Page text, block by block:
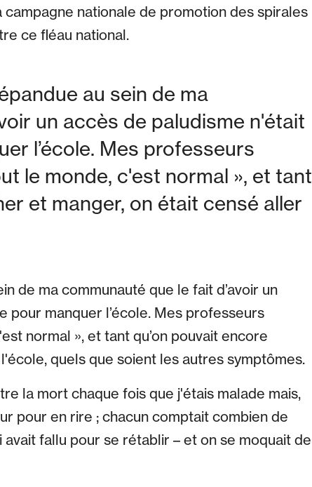
nationale de promotion des spirales
ce fléau national.
au sein de ma
un accès de paludisme n'était
l’école. Mes professeurs
le monde, c'est normal », et tant
et manger, on était censé aller
de ma communauté que le fait d’avoir un
pour manquer l’école. Mes professeurs
normal », et tant qu’on pouvait encore
quels que soient les autres symptômes.
la mort chaque fois que j'étais malade mais,
pour en rire ; chacun comptait combien de
fallu pour se rétablir – et on se moquait de